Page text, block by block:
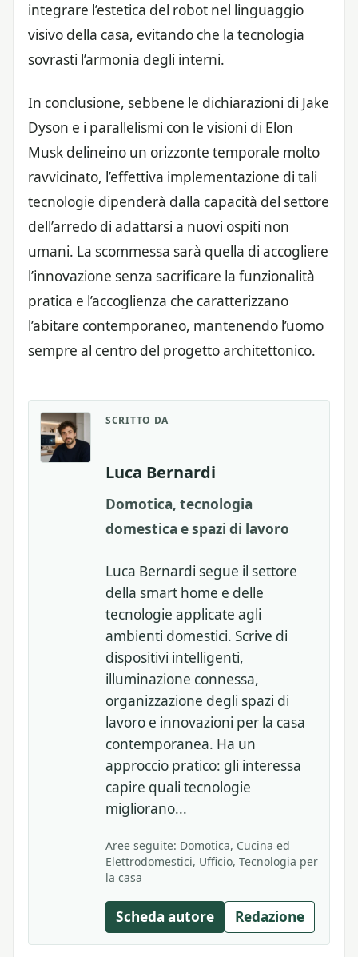
integrare l’estetica del robot nel linguaggio
visivo della casa, evitando che la tecnologia
sovrasti l’armonia degli interni.
In conclusione, sebbene le dichiarazioni di Jake
Dyson e i parallelismi con le visioni di Elon
Musk delineino un orizzonte temporale molto
ravvicinato, l’effettiva implementazione di tali
tecnologie dipenderà dalla capacità del settore
dell’arredo di adattarsi a nuovi ospiti non
umani. La scommessa sarà quella di accogliere
l’innovazione senza sacrificare la funzionalità
pratica e l’accoglienza che caratterizzano
l’abitare contemporaneo, mantenendo l’uomo
sempre al centro del progetto architettonico.
SCRITTO DA
Luca Bernardi
Domotica, tecnologia
domestica e spazi di lavoro
Luca Bernardi segue il settore
della smart home e delle
tecnologie applicate agli
ambienti domestici. Scrive di
dispositivi intelligenti,
illuminazione connessa,
organizzazione degli spazi di
lavoro e innovazioni per la casa
contemporanea. Ha un
approccio pratico: gli interessa
capire quali tecnologie
migliorano...
Aree seguite: Domotica, Cucina ed
Elettrodomestici, Ufficio, Tecnologia per
la casa
Scheda autore Redazione